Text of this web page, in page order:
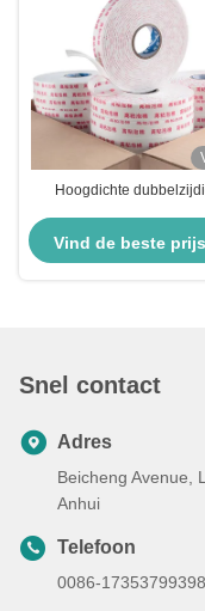
Hoogdichte
beschermen van
Vind de beste prijs
Snel contact
Adres
Beicheng Avenue,
Anhui
Telefoon
0086-17353799398